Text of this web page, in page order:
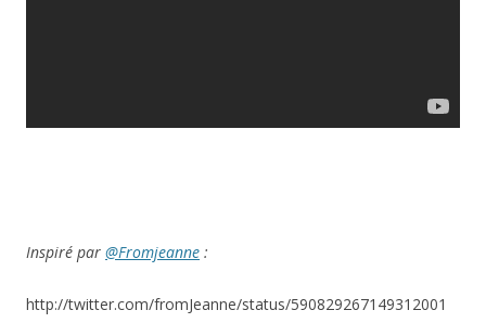
Inspiré par @Fromjeanne :
http://twitter.com/fromJeanne/status/590829267149312001